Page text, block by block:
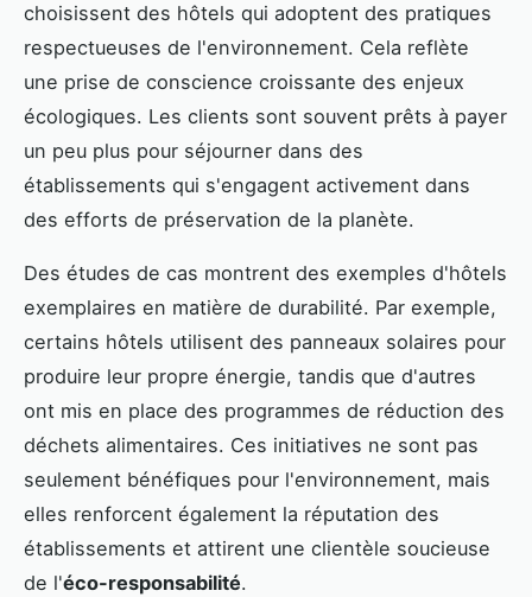
choisissent des hôtels qui adoptent des pratiques
respectueuses de l'environnement. Cela reflète
une prise de conscience croissante des enjeux
écologiques. Les clients sont souvent prêts à payer
un peu plus pour séjourner dans des
établissements qui s'engagent activement dans
des efforts de préservation de la planète.
Des études de cas montrent des exemples d'hôtels
exemplaires en matière de durabilité. Par exemple,
certains hôtels utilisent des panneaux solaires pour
produire leur propre énergie, tandis que d'autres
ont mis en place des programmes de réduction des
déchets alimentaires. Ces initiatives ne sont pas
seulement bénéfiques pour l'environnement, mais
elles renforcent également la réputation des
établissements et attirent une clientèle soucieuse
de l'éco-responsabilité.